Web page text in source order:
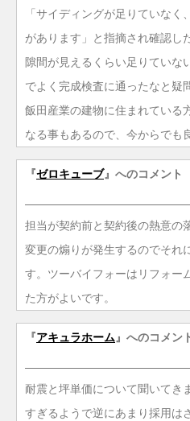
「サイディングが足りていな
があります」と指摘され確認し
隙間が見えるくらい足りてい
でよく完成検査に通ったなと疑
飯田産業の建物に住まれている
なる事もあるので、今からでも
『ゼロキューブ』へのコメント
担当が契約前と契約後の熱意の
変更の煽りが発生するのでそれ
す。ツーバイフォーはリフォー
た方がよいです。
『アキュラホーム 』へのコメン
耐震と坪単価について聞いてき
すぎるようで逆にあまり採用は